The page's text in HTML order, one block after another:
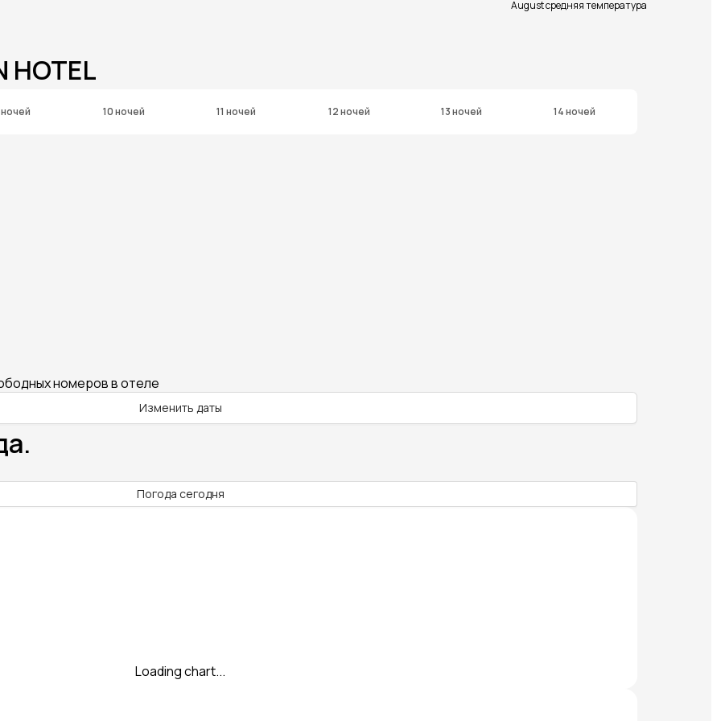
August средняя температура
HOTEL
10 ночей 11 ночей 12 ночей 13 ночей 14 ночей
номеров в отеле
Изменить даты
Погода сегодня
Loading chart...